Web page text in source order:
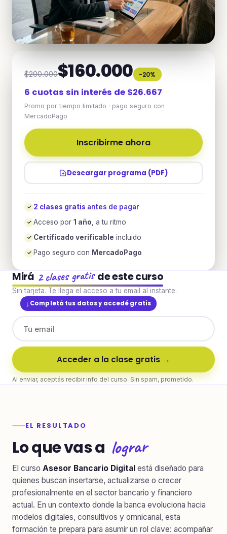
$200.000$160.000 -20%
6 cuotas sin interés de $26.667
Promo por tiempo limitado · pago seguro con
MercadoPago
Inscribirme ahora
Descargar programa (PDF)
✓ 2 clases gratis antes de pagar
✓ Acceso por 1 año, a tu ritmo
✓ Certificado verificable incluido
✓ Pago seguro con MercadoPago
Mirá 2 clases gratis de este curso
Sin tarjeta. Te llega el acceso a tu email al instante.
Completá tus datos y accedé gratis
Acceder a la clase gratis →
Al enviar, aceptás recibir info del curso. Sin spam, prometido.
EL RESULTADO
Lo que vas a lograr
El curso Asesor Bancario Digital está diseñado para
quienes buscan insertarse, actualizarse o crecer
profesionalmente en el sector bancario y financiero
actual. En un contexto donde la banca evoluciona hacia
modelos digitales, consultivos y omnicanal, esta
formación te prepara para asumir un rol clave: acompañar